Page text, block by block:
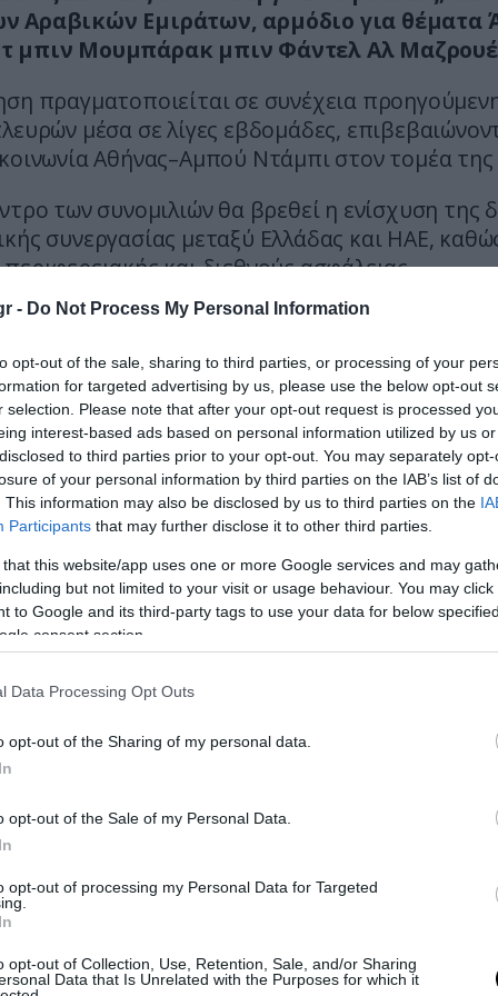
- Do Not Process My Personal Information
opt-out of the sale, sharing to third parties, or processing of your
for targeted advertising by us, please use the below opt-out
selection. Please note that after your opt-out request is processed
interest-based ads based on personal information utilized by us
to third parties prior to your opt-out. You may separately
of your personal information by third parties on the IAB’s list of
This information may also be disclosed by us to third parties on the
Participants that may further disclose it to other third parties.
that this website/app uses one or more Google services and may
but not limited to your visit or usage behaviour. You may
to Google and its third-party tags to use your data for below
consent section.
Data Processing Opt Outs
opt-out of the Sharing of my personal data.
opt-out of the Sale of my Personal Data.
opt-out of processing my Personal Data for Targeted
opt-out of Collection, Use, Retention, Sale, and/or Sharing
Data that Is Unrelated with the Purposes for which it
Αραβικών Εμιράτων, αρμόδιο για θέματα
μπιν Μουμπάρακ μπιν Φάντελ Αλ
πραγματοποιείται σε συνέχεια
μέσα σε λίγες εβδομάδες,
Αθήνας–Αμπού Ντάμπι στον τομέα
των συνομιλιών θα βρεθεί η ενίσχυση της
συνεργασίας μεταξύ Ελλάδας και ΗΑΕ,
και διεθνούς ασφάλειας.
με το μεγαλύτερο μέσο μέγεθος στήθους – Σε
η Ελλάδα
απομάκρυνε τον ανώτερο Αμερικανό
τη στρατιωτική βοήθεια προς την Ουκρανία
Εκχωρούν την ενέργεια της χώρας στον
Ράχμι Κοτς – «Παίρνει» όλη την Κρήτη!
Ακολουθήστε τοpronews.grστο Google News και
πρώτοι όλες τις ειδήσεις
μας ζωντανά στοYouTube